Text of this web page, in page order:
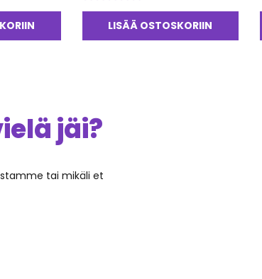
Arvostelu
tuotteesta:
LISÄÄ OSTOSKORIIN
jäi?
tai mikäli et